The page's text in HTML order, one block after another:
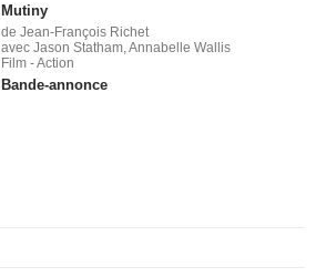
Mutiny
de Jean-François Richet
avec Jason Statham, Annabelle Wallis
Film - Action
Bande-annonce